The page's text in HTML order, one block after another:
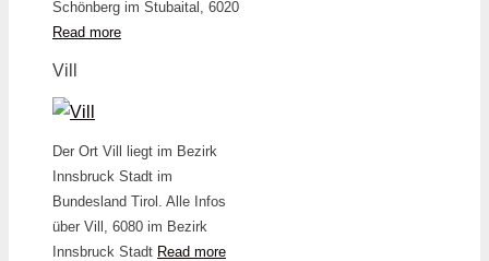
Schönberg im Stubaital, 6020
Read more
Vill
Der Ort Vill liegt im Bezirk
Innsbruck Stadt im
Bundesland Tirol. Alle Infos
über Vill, 6080 im Bezirk
Innsbruck Stadt Read more